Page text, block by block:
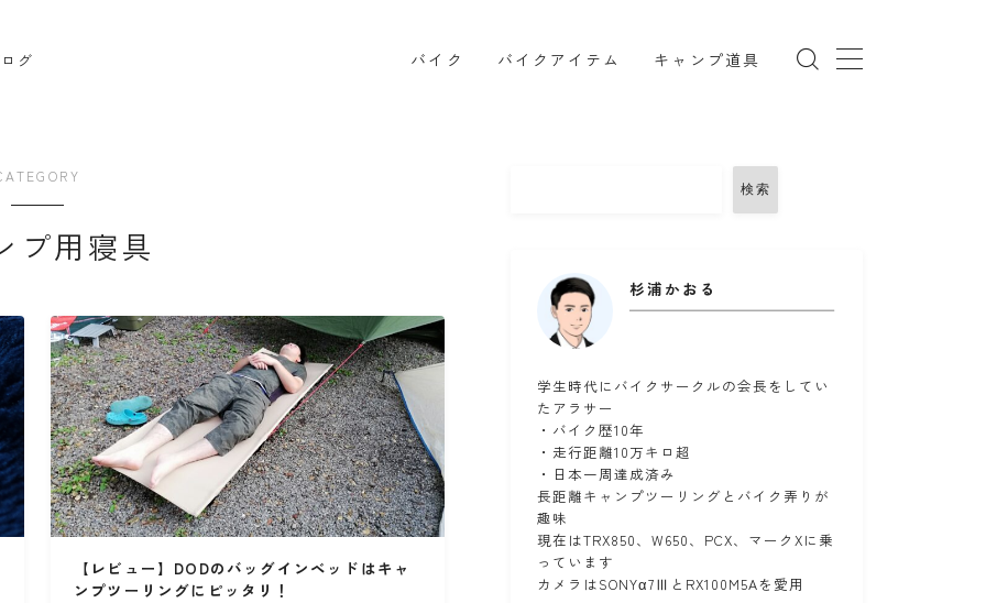
グ バイク バイクアイテム キャンプ道具
インプレッション
ツーリング ドライバッグ
ハンドルカバー バイク バイクサークル バイク整備 バンドック
ビーンブーツ フォルツァ ヘルメット メンテナンススタンド ユーザー車検
リアキャリア リアボックス ロングツーリング ワークマン 北海道ツーリング
商品レビュー 夜走り ナイトツーリング 大学生 楽天マガジン 知多半島
高速道路
プ用寝具
【レビュー】DODのバッグインベッドはキャ
ンプツーリングにピッタリ！
検索
杉浦かおる
学生時代にバイクサークルの会長をしてい
たアラサー
・バイク歴10年
・走行距離10万キロ超
・日本一周達成済み
長距離キャンプツーリングとバイク弄りが
趣味
現在はTRX850、W650、PCX、マークXに乗
っています
カメラはSONYα7ⅢとRX100M5Aを愛用